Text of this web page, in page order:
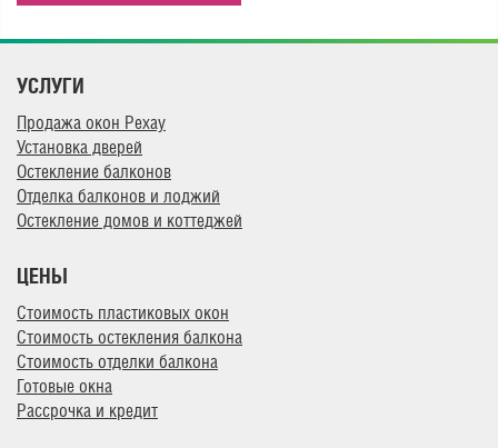
УСЛУГИ
Продажа окон Рехау
Установка дверей
Остекление балконов
Отделка балконов и лоджий
Остекление домов и коттеджей
ЦЕНЫ
Стоимость пластиковых окон
Стоимость остекления балкона
Стоимость отделки балкона
Готовые окна
Рассрочка и кредит